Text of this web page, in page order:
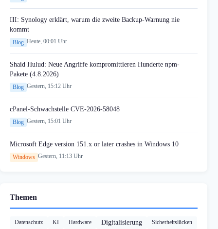
III: Synology erklärt, warum die zweite Backup-Warnung nie
kommt
Blog Heute, 00:01 Uhr
Shaid Hulud: Neue Angriffe kompromittieren Hunderte npm-
Pakete (4.8.2026)
Blog Gestern, 15:12 Uhr
cPanel-Schwachstelle CVE-2026-58048
Blog Gestern, 15:01 Uhr
Microsoft Edge version 151.x or later crashes in Windows 10
Windows Gestern, 11:13 Uhr
Themen
Datenschutz KI Hardware Digitalisierung Sicherheitslücken